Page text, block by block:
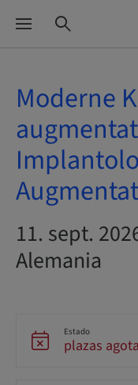
Moderne
11. sept.
Alemania
Estado
plazas